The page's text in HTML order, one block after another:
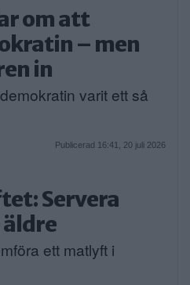
om att
– men
in
varit ett så
Publicerad 16:41, 20 juli 2026
Servera
ett matlyft i